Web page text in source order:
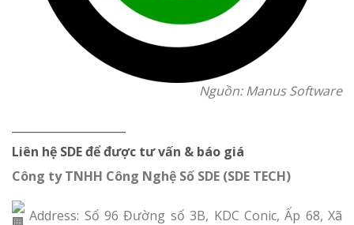
Nguồn: Manus Software
Liên hệ SDE để được tư vấn & báo giá
Công ty TNHH Công Nghệ Số SDE (SDE TECH)
Address: Số 96 Đường số 3B, KDC Conic, Ấp 68, Xã